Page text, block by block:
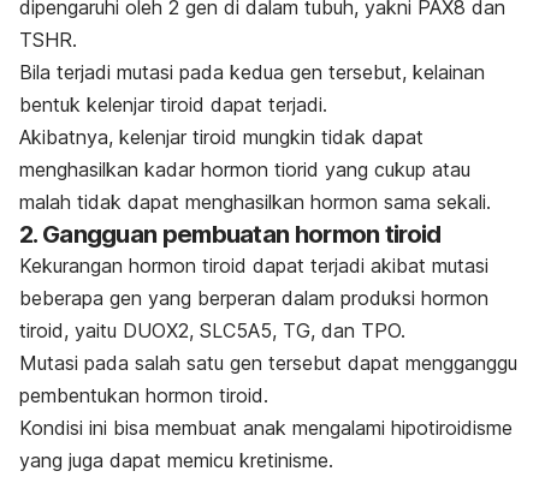
dipengaruhi oleh 2 gen di dalam tubuh, yakni PAX8 dan
TSHR.
Bila terjadi mutasi pada kedua gen tersebut, kelainan
bentuk kelenjar tiroid dapat terjadi.
Akibatnya, kelenjar tiroid mungkin tidak dapat
menghasilkan kadar hormon tiorid yang cukup atau
malah tidak dapat menghasilkan hormon sama sekali.
2. Gangguan pembuatan hormon tiroid
Kekurangan hormon tiroid dapat terjadi akibat mutasi
beberapa gen yang berperan dalam produksi hormon
tiroid, yaitu DUOX2, SLC5A5, TG, dan TPO.
Mutasi pada salah satu gen tersebut dapat mengganggu
pembentukan hormon tiroid.
Kondisi ini bisa membuat anak mengalami hipotiroidisme
yang juga dapat memicu kretinisme.